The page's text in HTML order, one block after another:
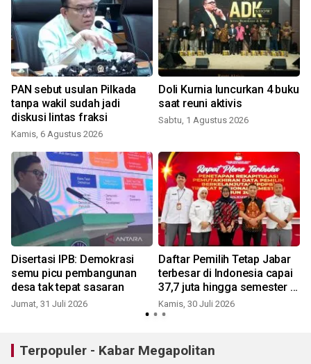
PAN sebut usulan Pilkada
tanpa wakil sudah jadi
diskusi lintas fraksi
Kamis, 6 Agustus 2026
Doli Kurnia luncurkan 4 buku
saat reuni aktivis
Sabtu, 1 Agustus 2026
Disertasi IPB: Demokrasi
semu picu pembangunan
desa tak tepat sasaran
Jumat, 31 Juli 2026
Daftar Pemilih Tetap Jabar
terbesar di Indonesia capai
37,7 juta hingga semester I
2026
Kamis, 30 Juli 2026
Terpopuler - Kabar Megapolitan